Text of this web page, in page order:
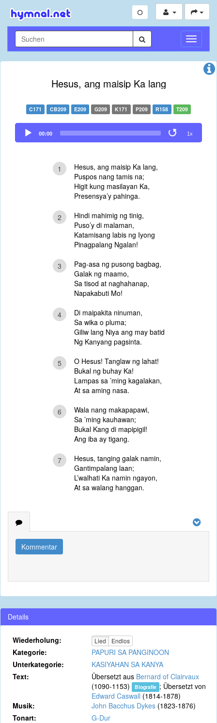
Hesus, ang maisip Ka lang
C171 CB209 E209 G209 K171 P209 R158 T209
Audio
Player
00:00 1x
1
Hesus, ang maisip Ka lang,
Puspos nang tamis na;
Higit kung masilayan Ka,
Presensya’y pahinga.
2
Hindi mahimig ng tinig,
Puso’y di malaman,
Katamisang labis ng Iyong
Pinagpalang Ngalan!
3
Pag-asa ng pusong bagbag,
Galak ng maamo,
Sa tisod at naghahanap,
Napakabuti Mo!
4
Di maipakita ninuman,
Sa wika o pluma;
Giliw lang Niya ang may batid
Ng Kanyang pagsinta.
5
O Hesus! Tanglaw ng lahat!
Bukal ng buhay Ka!
Lampas sa ’ming kagalakan,
At sa aming nasa.
6
Wala nang makapapawi,
Sa ’ming kauhawan;
Bukal Kang di mapipigil!
Ang iba ay tigang.
7
Hesus, tanging galak namin,
Gantimpalang laan;
L’walhati Ka namin ngayon,
At sa walang hanggan.
Kommentar
Details
Wiederholung: Lied Endlos
Kategorie:
PAPURI SA PANGINOON
Unterkategorie:
KASIYAHAN SA KANYA
Text:
Übersetzt aus Bernard of Clairvaux
(1090-1153)
Biografie ; Übersetzt von
Edward Caswall (1814-1878)
Musik:
John Bacchus Dykes (1823-1876)
Tonart:
G-Dur